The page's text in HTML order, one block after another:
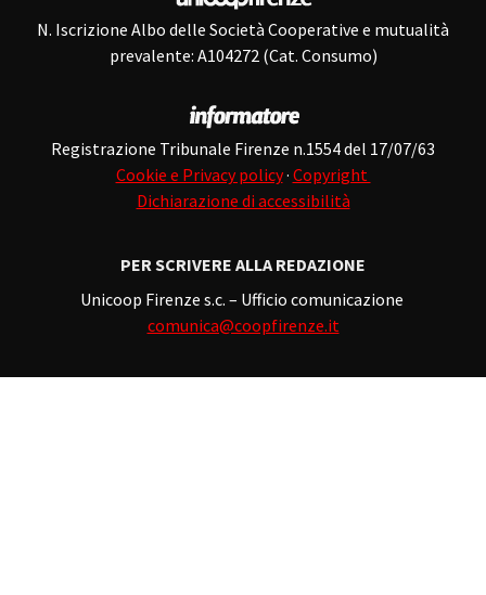
N. Iscrizione Albo delle Società Cooperative e mutualità
prevalente: A104272 (Cat. Consumo)
Registrazione Tribunale Firenze n.1554 del 17/07/63
Cookie e Privacy policy· Copyright
Dichiarazione di accessibilità
PER SCRIVERE ALLA REDAZIONE
Unicoop Firenze s.c. – Ufficio comunicazione
comunica@coopfirenze.it